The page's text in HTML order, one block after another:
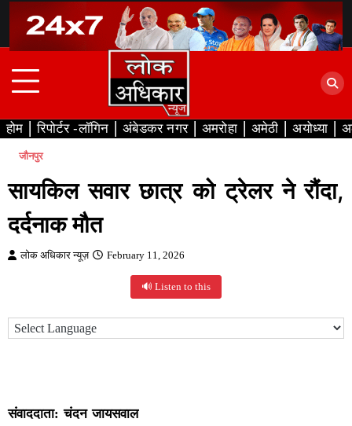
content
होम रिपोर्टर -लॉगिन अंबेडकर नगर अमरोहा अमेठी अयोध्या
जौनपुर
सायकिल सवार छात्र को ट्रेलर ने रौंदा,
दर्दनाक मौत
लोक अधिकार न्यूज़ February 11, 2026
🔊 Listen to this
संवाददाता: चंदन जायसवाल